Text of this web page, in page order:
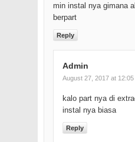
min instal nya gimana
berpart
Reply
Admin
August 27, 2017 at 12:05
kalo part nya di
instal nya biasa
Reply